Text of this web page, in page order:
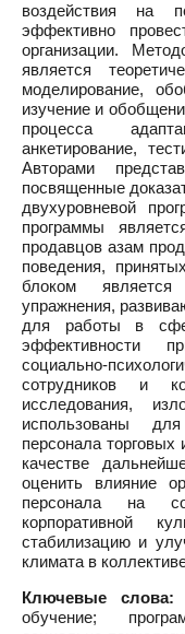
воздействия на
эффективно
организации.
является
моделирование,
изучение и
процесса
анкетирование,
Авторами
посвященные
двухуровневой
программы
продавцов азам
поведения,
блоком
упражнения,
для работы в
эффективности
социально-
сотрудников и
исследования,
использованы
персонала
качестве
оценить влияние
персонала на
корпоративной
стабилизацию и
климата в
Ключевые слова:
обучение;